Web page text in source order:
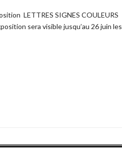
LETTRES SIGNES COULEURS
sera visible jusqu’au 26 juin les